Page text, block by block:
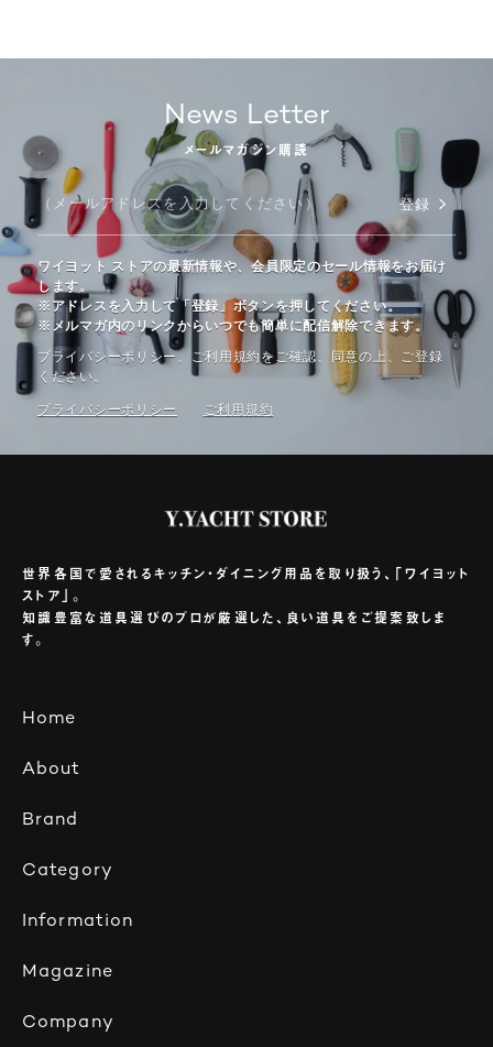
News Letter
メールマガジン購読
登録
ワイヨット ストアの最新情報や、会員限定のセール情報をお届け
します。
※アドレスを入力して「登録」ボタンを押してください。
※メルマガ内のリンクからいつでも簡単に配信解除できます。
プライバシーポリシー、ご利⽤規約をご確認、同意の上、ご登録
ください。
プライバシーポリシー ご利⽤規約
世界各国で愛されるキッチン・ダイニング用品を取り扱う、「ワイヨット
ストア」。
知識豊富な道具選びのプロが厳選した、良い道具をご提案致しま
す。
Home
Brand
Information
Company
About
Category
Magazine